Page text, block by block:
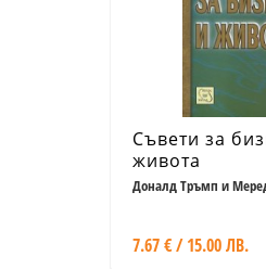
Съвети за
живота
Доналд Тръмп и
7.67 € / 15.00 ЛВ.